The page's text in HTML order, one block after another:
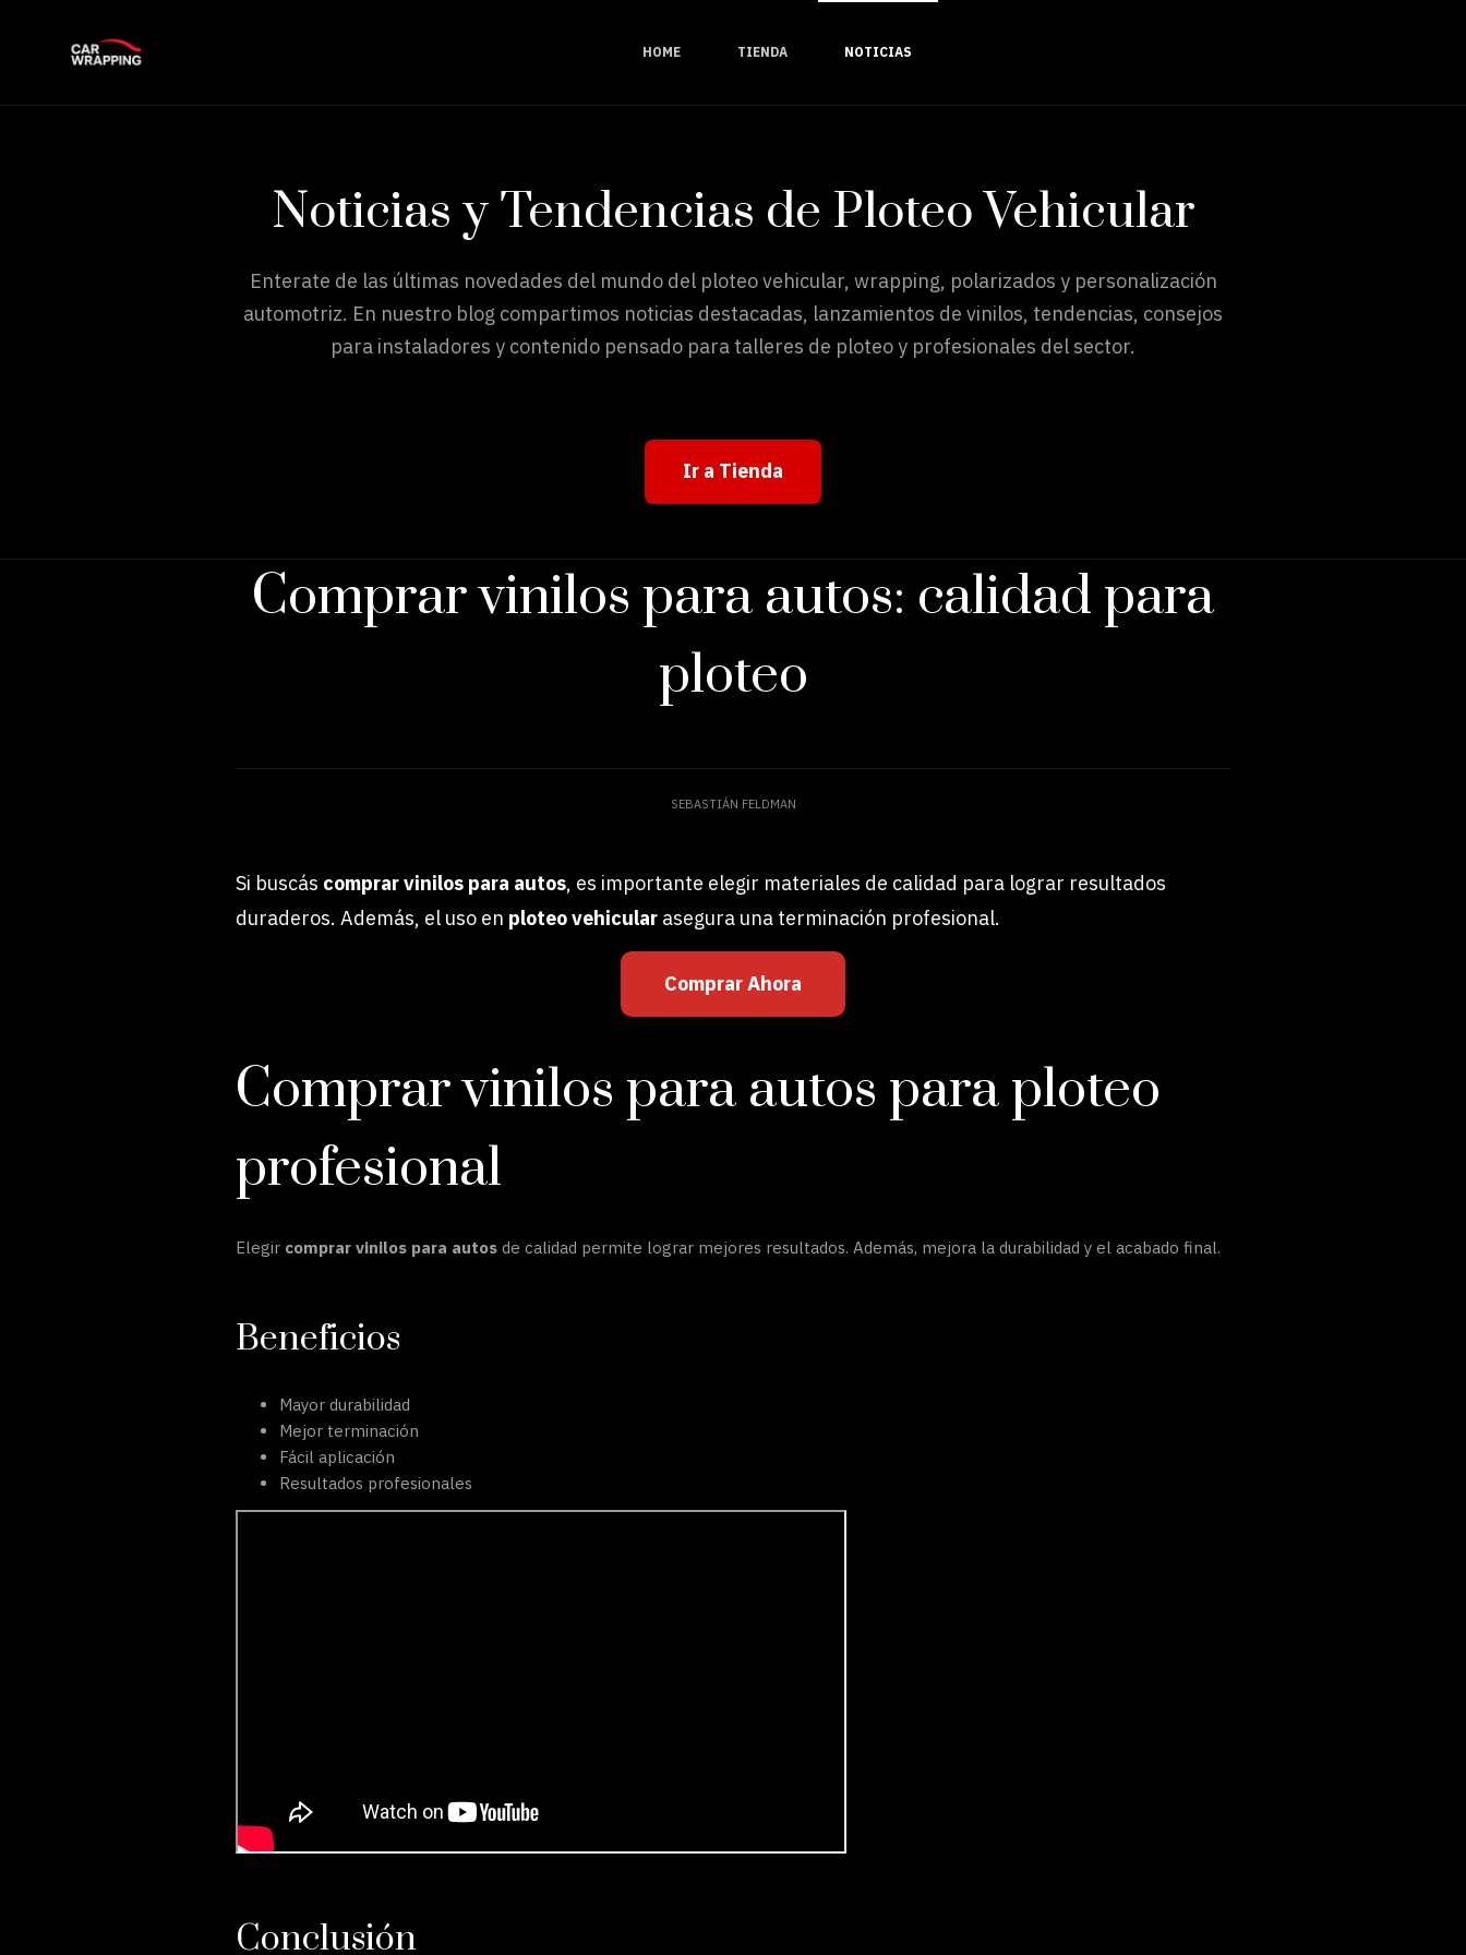
HOME TIENDA NOTICIAS
Noticias y Tendencias de Ploteo Vehicular
Enterate de las últimas novedades del mundo del ploteo vehicular, wrapping, polarizados y personalización
automotriz. En nuestro blog compartimos noticias destacadas, lanzamientos de vinilos, tendencias, consejos
para instaladores y contenido pensado para talleres de ploteo y profesionales del sector.
Ir a Tienda
Comprar vinilos para autos: calidad para
ploteo
SEBASTIÁN FELDMAN
Si buscás comprar vinilos para autos, es importante elegir materiales de calidad para lograr resultados
duraderos. Además, el uso en ploteo vehicular asegura una terminación profesional.
Comprar Ahora
Comprar vinilos para autos para ploteo
profesional
Elegir comprar vinilos para autos de calidad permite lograr mejores resultados. Además, mejora la durabilidad y el acabado final.
Beneficios
Mayor durabilidad
Mejor terminación
Fácil aplicación
Resultados profesionales
Conclusión